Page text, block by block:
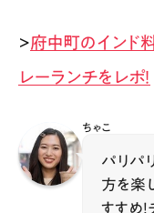
>府中町のインド
レーランチをレポ！
ちゃこ
パリパ
方を楽
すすめ